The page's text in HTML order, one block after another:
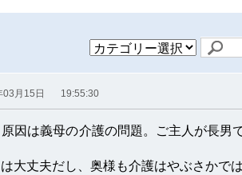
月15日 19:55:30
因は義母の介護の問題。ご主人が長男
大丈夫だし、奥様も介護はやぶさかで